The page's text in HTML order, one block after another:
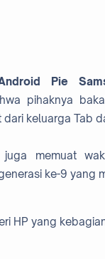
Pie
pihaknya
keluarga Tab
juga memuat
ke-9 yang
HP yang